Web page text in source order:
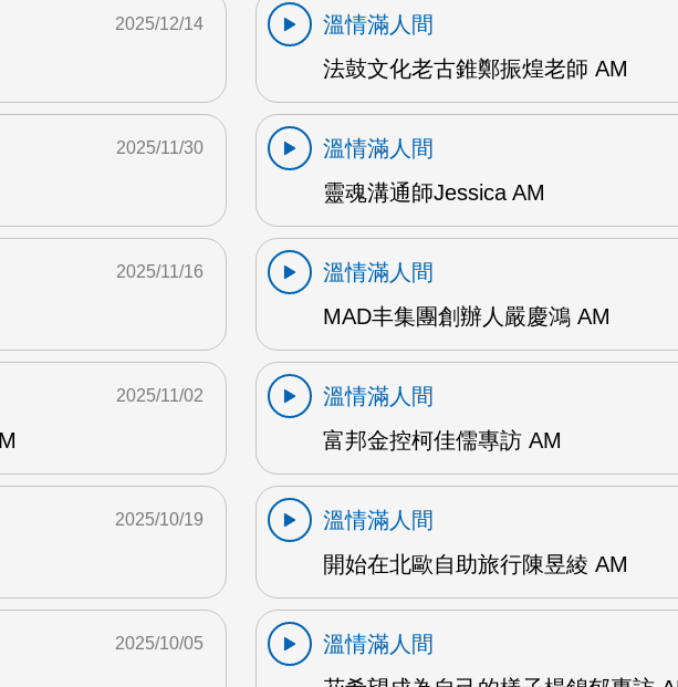
2025/12/14
溫情滿人間
法鼓文化老古錐鄭振煌老師 AM
2025/11/30
溫情滿人間
靈魂溝通師Jessica AM
2025/11/16
溫情滿人間
MAD丰集團創辦人嚴慶鴻 AM
2025/11/02
溫情滿人間
富邦金控柯佳儒專訪 AM
2025/10/19
溫情滿人間
開始在北歐自助旅行陳昱綾 AM
2025/10/05
溫情滿人間